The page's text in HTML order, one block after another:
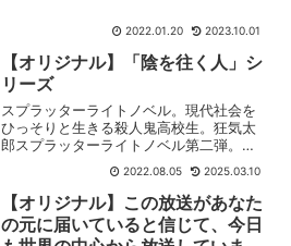
規制とかしたく無いんので禁止などには
しませんが、異世界生活の薦...
2022.01.20 2023.10.01
【オリジナル】「陰を往く人」シ
リーズ
スプラッターライトノベル。現代社会を
ひっそりと生きる殺人鬼高校生。狂気太
郎スプラッターライトノベル第二弾。殺
人鬼高校生の奮闘。狂気太郎スプラッタ
ーライトノベル第三弾。殺人鬼高校生の
危機。狂気太郎スプラッターライトノベ
ル第四弾。殺人鬼高校生、...
2022.08.05 2025.03.10
【オリジナル】この放送があなた
の元に届いていると信じて、今日